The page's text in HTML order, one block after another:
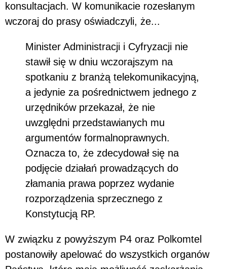
konsultacjach. W komunikacie rozesłanym
wczoraj do prasy oświadczyli, że...
Minister Administracji i Cyfryzacji nie
stawił się w dniu wczorajszym na
spotkaniu z branżą telekomunikacyjną,
a jedynie za pośrednictwem jednego z
urzędników przekazał, że nie
uwzględni przedstawianych mu
argumentów formalnoprawnych.
Oznacza to, że zdecydował się na
podjęcie działań prowadzących do
złamania prawa poprzez wydanie
rozporządzenia sprzecznego z
Konstytucją RP.
W związku z powyższym P4 oraz Polkomtel
postanowiły apelować do wszystkich organów